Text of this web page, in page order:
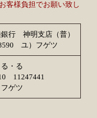
客様負担でお願い致し
行 神明支店（普）
ユ）フゲツ
・る
11247441
ゲツ